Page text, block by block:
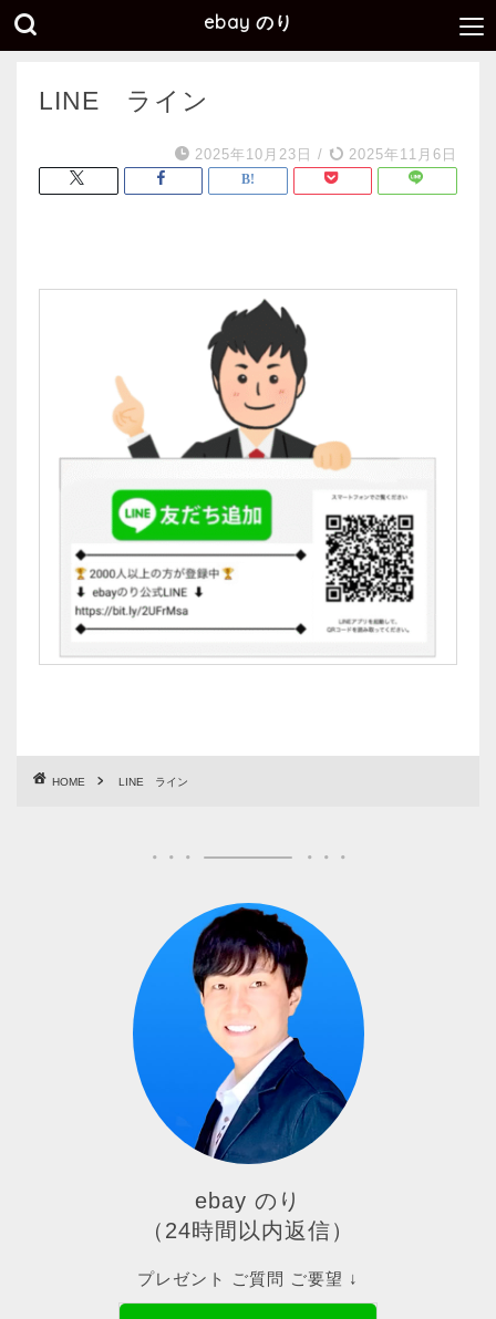
ebay のり
LINE ライン
2025年10月23日 / 2025年11月6日
HOME LINE ライン
ebay のり
（24時間以内返信）
プレゼント ご質問 ご要望 ↓